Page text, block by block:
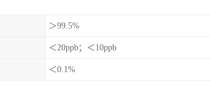
＞99.5%
＜20ppb；＜10ppb
＜0.1%